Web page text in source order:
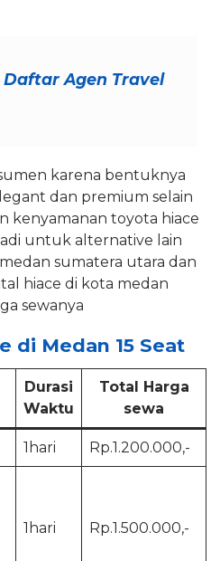
Daftar Agen Travel
karena bentuknya
dan premium selain
kenyamanan toyota hiace
untuk alternative lain
sumatera utara dan
hiace di kota medan
sewanya
di Medan 15 Seat
Durasi
Waktu
Total Harga
sewa
1hari Rp.1.200.000,-
1hari Rp.1.500.000,-